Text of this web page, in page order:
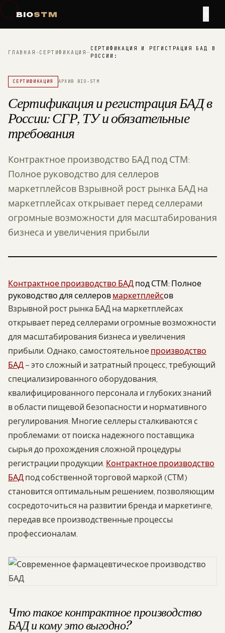
BIOSTM
ГЛАВНАЯ—СЕРТИФИКАЦИЯ—
СЕРТИФИКАЦИЯ И РЕГИСТРАЦИЯ БАД В
РОССИИ:
СЕРТИФИКАЦИЯ АРХИВ BIO-STM
Сертификация и регистрация БАД в
России: СГР, ТУ и обязательные
требования
Контрактное производство БАД под СТМ:
Полное руководство для селлеров
маркетплейсов Взрывной рост рынка БАД на
маркетплейсах открывает перед селлерами
огромные возможности для масштабирования
бизнеса и увеличения прибыли
Контрактное производство БАД под СТМ: Полное
руководство для селлеров маркетплейсов
Взрывной рост рынка БАД на маркетплейсах
открывает перед селлерами огромные возможности
для масштабирования бизнеса и увеличения
прибыли. Однако, самостоятельное производство
БАД – это сложный и затратный процесс, требующий
специализированного оборудования,
квалифицированного персонала и глубоких знаний
в области пищевой безопасности и нормативного
регулирования. Многие селлеры сталкиваются с
проблемами: от поиска надежного поставщика
сырья до прохождения сложной процедуры
регистрации продукции. Контрактное производство
БАД под собственной торговой маркой (СТМ)
становится оптимальным решением, позволяющим
сосредоточиться на развитии бренда и маркетинге,
передав все производственные процессы
профессионалам.
Что такое контрактное производство
БАД и кому это выгодно?